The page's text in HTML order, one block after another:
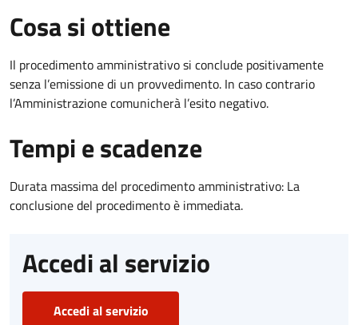
Cosa si ottiene
Il procedimento amministrativo si conclude positivamente
senza l’emissione di un provvedimento. In caso contrario
l’Amministrazione comunicherà l’esito negativo.
Tempi e scadenze
Durata massima del procedimento amministrativo: La
conclusione del procedimento è immediata.
Accedi al servizio
Accedi al servizio